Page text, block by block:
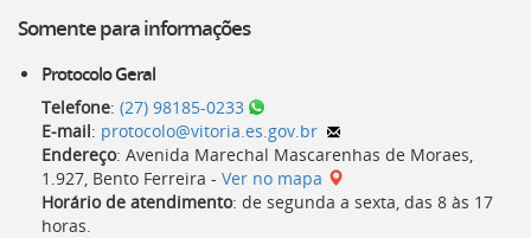
Somente para informações
Protocolo Geral
Telefone: (27) 98185-0233
E-mail: protocolo@vitoria.es.gov.br
Endereço: Avenida Marechal Mascarenhas de Moraes,
1.927, Bento Ferreira - Ver no mapa
Horário de atendimento: de segunda a sexta, das 8 às 17
horas